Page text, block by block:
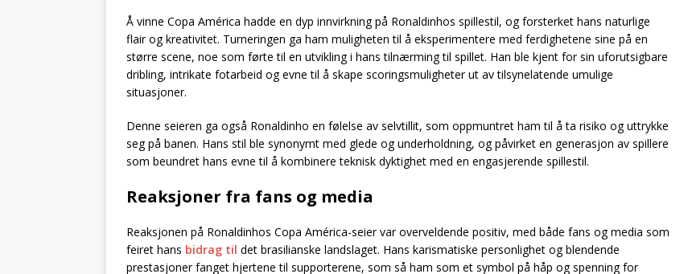
Å vinne Copa América hadde en dyp innvirkning på Ronaldinhos spillestil, og forsterket hans naturlige
flair og kreativitet. Turneringen ga ham muligheten til å eksperimentere med ferdighetene sine på en
større scene, noe som førte til en utvikling i hans tilnærming til spillet. Han ble kjent for sin uforutsigbare
dribling, intrikate fotarbeid og evne til å skape scoringsmuligheter ut av tilsynelatende umulige
situasjoner.
Denne seieren ga også Ronaldinho en følelse av selvtillit, som oppmuntret ham til å ta risiko og uttrykke
seg på banen. Hans stil ble synonymt med glede og underholdning, og påvirket en generasjon av spillere
som beundret hans evne til å kombinere teknisk dyktighet med en engasjerende spillestil.
Reaksjoner fra fans og media
Reaksjonen på Ronaldinhos Copa América-seier var overveldende positiv, med både fans og media som
feiret hans bidrag til det brasilianske landslaget. Hans karismatiske personlighet og blendende
prestasjoner fanget hjertene til supporterene, som så ham som et symbol på håp og spenning for